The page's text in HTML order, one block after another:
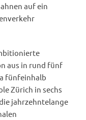
auf ein
aus in rund fünf
fünfeinhalb
Zürich in sechs
jahrzehntelange